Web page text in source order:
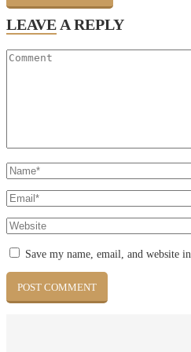
LEAVE A REPLY
Save my name, email, and website